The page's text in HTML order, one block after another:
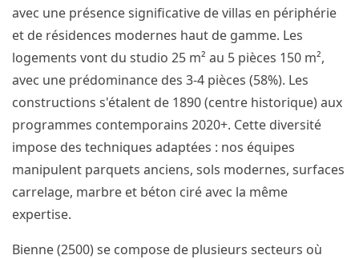
avec une présence significative de villas en périphérie
et de résidences modernes haut de gamme. Les
logements vont du studio 25 m² au 5 pièces 150 m²,
avec une prédominance des 3-4 pièces (58%). Les
constructions s'étalent de 1890 (centre historique) aux
programmes contemporains 2020+. Cette diversité
impose des techniques adaptées : nos équipes
manipulent parquets anciens, sols modernes, surfaces
carrelage, marbre et béton ciré avec la même
expertise.
Bienne (2500) se compose de plusieurs secteurs où